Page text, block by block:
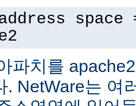
space
파치를
. NetWare는 여